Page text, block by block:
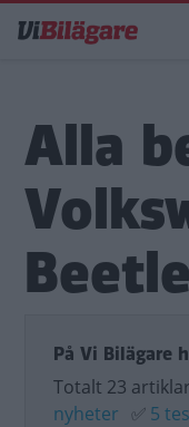
till
Alla
Beetle
På Vi Bilägare
Totalt 23
nyheter ✅ 5